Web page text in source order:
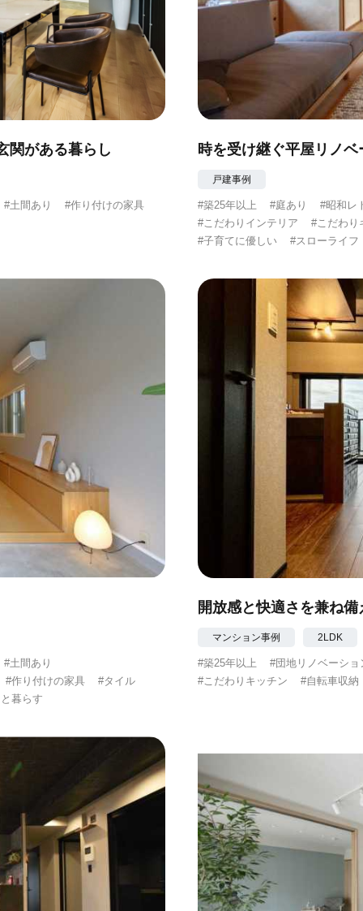
関がある暮らし
#土間あり #作り付けの家具
時を受け継ぐ平屋リノベ
戸建事例
#築25年以上 #庭あり
#昭和レ
#こだわりインテリア
#こだわり
#子育てに優しい
#スローライフ
#土間あり
#作り付けの家具
#タイル
暮らす
開放感と快適さを兼ね
マンション事例 2LDK
#築25年以上
#団地リノベーショ
#こだわりキッチン
#自転車収納